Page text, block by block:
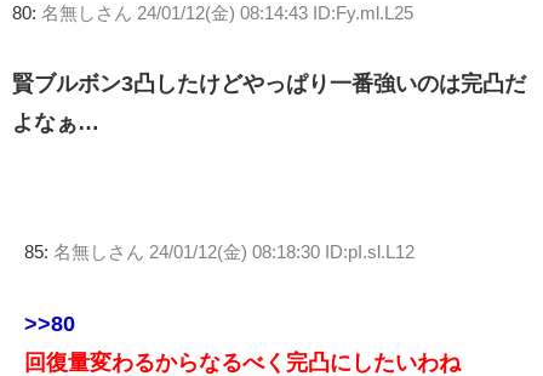
80: 名無しさん 24/01/12(金) 08:14:43 ID:Fy.ml.L25
賢ブルボン3凸したけどやっぱり一番強いのは完凸だ
よなぁ…
85: 名無しさん 24/01/12(金) 08:18:30 ID:pI.sl.L12
>>80
回復量変わるからなるべく完凸にしたいわね